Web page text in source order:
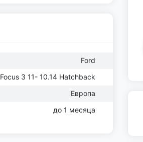
Ford
Focus 3 11- 10.14 Hatchback
Европа
до 1 месяца